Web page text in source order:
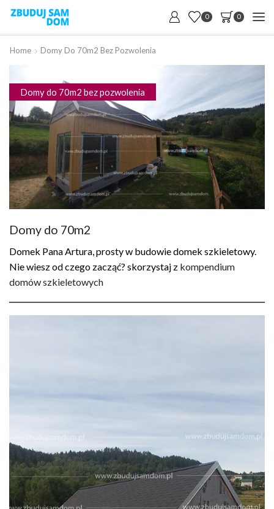
0 0
Home Domy Do 70m2 Bez Pozwolenia
Domy do 70m2 bez pozwolenia
Domy do 70m2
Domek Pana Artura, prosty w budowie domek szkieletowy.
Nie wiesz od czego zacząć? skorzystaj z kompendium
domów szkieletowych